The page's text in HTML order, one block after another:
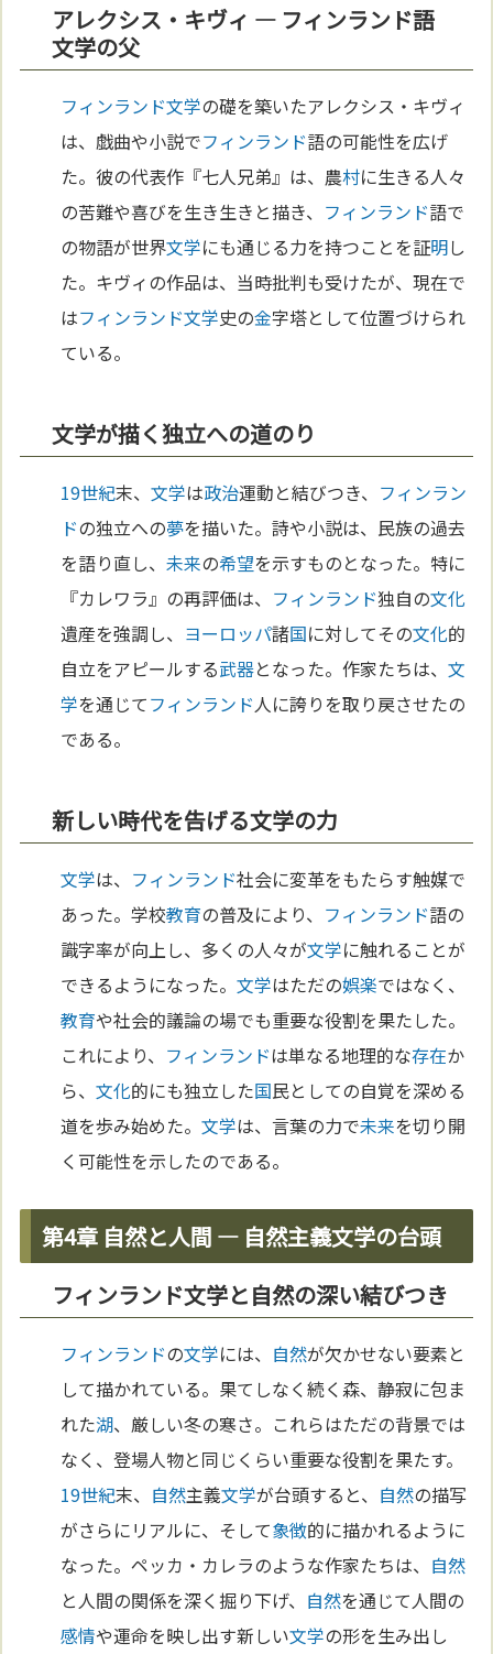
アレクシス・キヴィ ― フィンランド語
文学の父
フィンランド文学の礎を築いたアレクシス・キヴィ
は、戯曲や小説でフィンランド語の可能性を広げ
た。彼の代表作『七人兄弟』は、農村に生きる人々
の苦難や喜びを生き生きと描き、 フィンランド語で
の物語が世界文学にも通じる力を持つことを証明し
た。キヴィの作品は、当時批判も受けたが、現在で
はフィンランド文学史の金字塔として位置づけられ
ている。
文学が描く独立への道のり
19世紀末、文学は政治運動と結びつき、 フィンラン
ドの独立への夢を描いた。詩や小説は、民族の過去
を語り直し、未来の希望を示すものとなった。特に
『カレワラ』の再評価は、 フィンランド独自の文化
遺産を強調し、 ヨーロッパ諸国に対してその文化的
自立をアピールする武器となった。作家たちは、文
学を通じてフィンランド人に誇りを取り戻させたの
である。
新しい時代を告げる文学の力
文学は、 フィンランド社会に変革をもたらす触媒で
あった。学校教育の普及により、 フィンランド語の
識字率が向上し、多くの人々が文学に触れることが
できるようになった。文学はただの娯楽ではなく、
教育や社会的議論の場でも重要な役割を果たした。
これにより、 フィンランドは単なる地理的な存在か
ら、文化的にも独立した国民としての自覚を深める
道を歩み始めた。文学は、言葉の力で未来を切り開
く可能性を示したのである。
第4章 自然と人間 ― 自然主義文学の台頭
フィンランド文学と自然の深い結びつき
フィンランドの文学には、 自然が欠かせない要素と
して描かれている。果てしなく続く森、静寂に包ま
れた湖、厳しい冬の寒さ。これらはただの背景では
なく、登場人物と同じくらい重要な役割を果たす。
19世紀末、 自然主義文学が台頭すると、 自然の描写
がさらにリアルに、そして象徴的に描かれるように
なった。ペッカ・カレラのような作家たちは、 自然
と人間の関係を深く掘り下げ、 自然を通じて人間の
感情や運命を映し出す新しい文学の形を生み出し